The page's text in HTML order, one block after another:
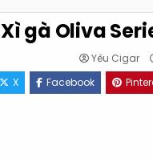
Xì gà Oliva
Yêu Cigar
X Facebook